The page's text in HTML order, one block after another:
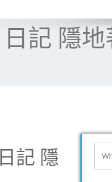
記 隱地
記 隱